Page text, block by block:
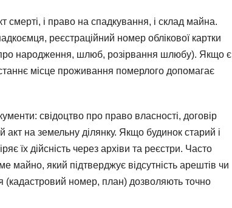
смерті, і право на спадкування, і склад майна.
реєстраційний номер облікової картки
про народження, шлюб, розірвання шлюбу). Якщо є
місце проживання померлого допомагає
свідоцтво про право власності, договір
на земельну ділянку. Якщо будинок старий і
їх дійсність через архіви та реєстри. Часто
майно, який підтверджує відсутність арештів чи
(кадастровий номер, план) дозволяють точно